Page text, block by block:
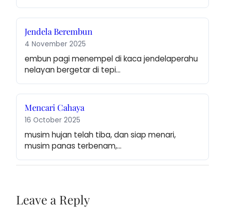
Jendela Berembun
4 November 2025
embun pagi menempel di kaca jendelaperahu
nelayan bergetar di tepi…
Mencari Cahaya
16 October 2025
musim hujan telah tiba, dan siap menari,
musim panas terbenam,…
Leave a Reply